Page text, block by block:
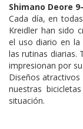
Shimano Deore
Cada día, en
Kreidler han sido
el uso diario en la
las rutinas diarias.
impresionan por
Diseños
nuestras
situación.